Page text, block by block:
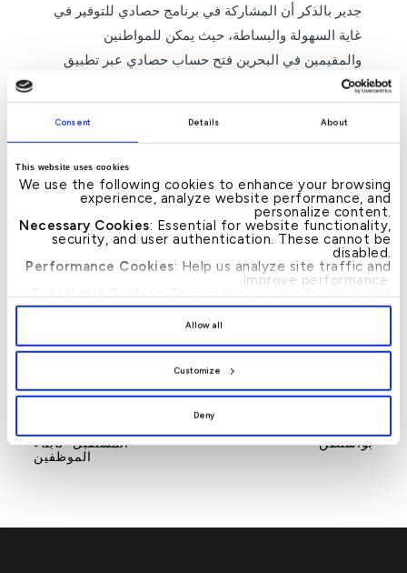
Consent Details About
This website uses cookies
We use the following cookies to enhance your browsing
experience, analyze website performance, and
personalize content.
Necessary Cookies: Essential for website functionality,
security, and user authentication. These cannot be
disabled.
Performance Cookies: Help us analyze site traffic and
improve performance.
Functional Cookies: Remember your preferences and
enhance user experience.
, you provide explicit consent to
preferences by clicking[Customize].
Allow all
Customize
Deny
جدير بالذكر أن المشاركة في برنامج حصادي للتوفير في
غاية السهولة والبساطة، حيث يمكن للمواطنين
والمقيمين في البحرين فتح حساب حصادي عبر تطبيق
بيت التمويل الكويتي للهواتف الذكية أو بزيارة أي من
المبالغ والاحتفاظ بها لفترات أطول.
– انتهى –
← بيت التمويل الكويتي
المستقبل” لأبناء
الموظفين
بيت التمويل الكويتي
بواشنطن
→